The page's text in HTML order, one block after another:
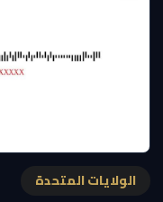
الولايات المتحدة